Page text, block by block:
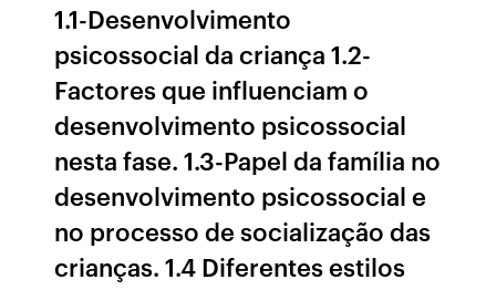
1.1-Desenvolvimento
psicossocial da criança 1.2-
Factores que influenciam o
desenvolvimento psicossocial
nesta fase. 1.3-Papel da família no
desenvolvimento psicossocial e
no processo de socialização das
crianças. 1.4 Diferentes estilos